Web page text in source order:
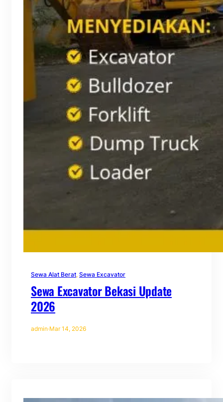
Sewa Alat Berat, Sewa Excavator
Sewa Excavator Bekasi Update
2026
admin·Mar 14, 2026